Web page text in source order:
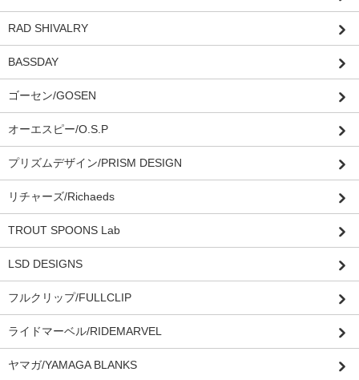
RAD SHIVALRY
BASSDAY
ゴーセン/GOSEN
オーエスピー/O.S.P
プリズムデザイン/PRISM DESIGN
リチャーズ/Richaeds
TROUT SPOONS Lab
LSD DESIGNS
フルクリップ/FULLCLIP
ライドマーベル/RIDEMARVEL
ヤマガ/YAMAGA BLANKS